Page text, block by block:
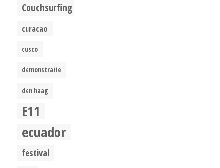
Couchsurfing
curacao
cusco
demonstratie
den haag
E11
ecuador
festival